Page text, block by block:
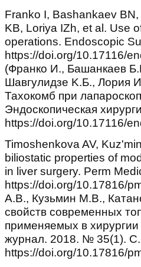
Franko I, Bashankaev
KB, Loriya IZh, et al. Use
operations. Endoscopic
https://doi.org/10.17116/
(Франко И., Башанкаев
Шавгулидзе K.Б., Лория
Тахокомб при
Эндоскопическая
https://doi.org/10.17116/
Timoshenkova AV,
biliostatic properties of
in liver surgery. Perm
https://doi.org/10.17816/
А.В., Кузьмин М.В.,
свойств современных
применяемых в
журнал. 2018. № 35(1).
https://doi.org/10.17816/